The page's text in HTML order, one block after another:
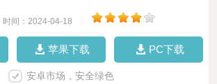
时间：2024-04-18
苹果下载 PC下载
安卓市场，安全绿色